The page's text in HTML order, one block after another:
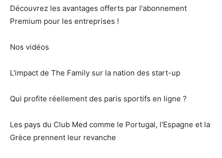
Découvrez les avantages offerts par l'abonnement
Premium pour les entreprises !
Nos vidéos
L'impact de The Family sur la nation des start-up
Qui profite réellement des paris sportifs en ligne ?
Les pays du Club Med comme le Portugal, l'Espagne et la
Grèce prennent leur revanche